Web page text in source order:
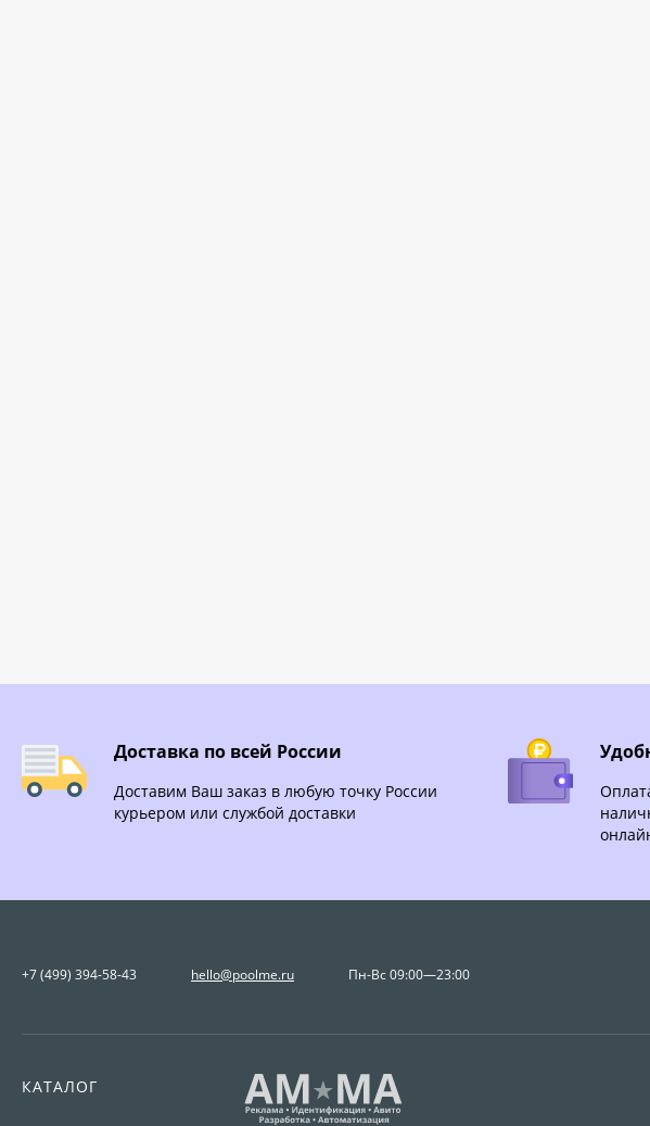
Доставка по всей России
Доставим Ваш заказ в любую точку России
курьером или службой доставки
+7 (499) 394-58-43 hello@poolme.ru Пн-Вс 09:00—23:00
КАТАЛОГ